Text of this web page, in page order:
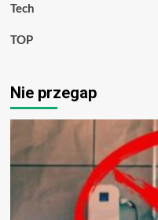
Tech
TOP
Nie przegap